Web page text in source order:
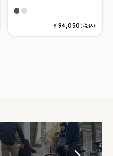
サテンスティールグレー／ピ
サテンプラチナム／パール
¥ 94,050（税込）